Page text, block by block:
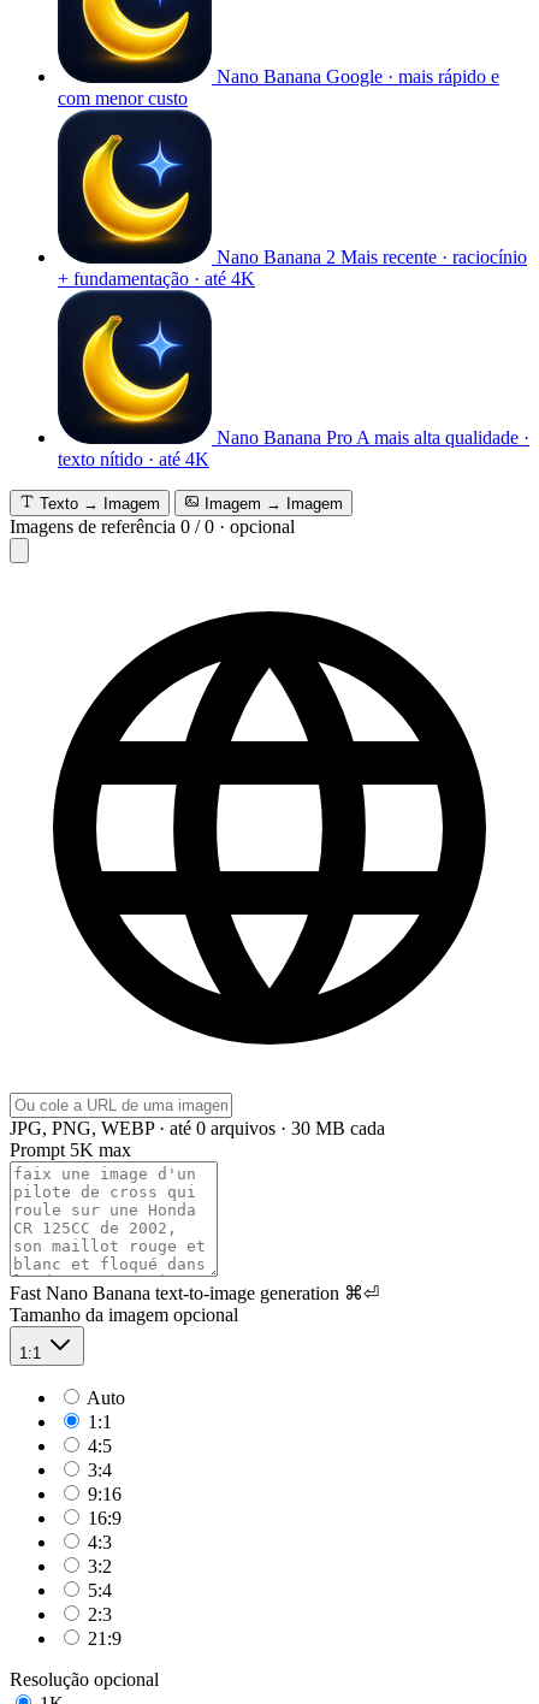
Nano Banana Google · mais rápido e
com menor custo
Nano Banana 2 Mais recente · raciocínio
+ fundamentação · até 4K
Nano Banana Pro A mais alta qualidade ·
texto nítido · até 4K
Texto → Imagem Imagem → Imagem
Imagens de referência 0 /0 · opcional
JPG, PNG, WEBP · até 0 arquivos · 30 MB cada
Prompt 5K max
Fast Nano Banana text-to-image generation ⌘⏎
Tamanho da imagem opcional
1:1
Auto
1:1
4:5
3:4
9:16
16:9
4:3
3:2
5:4
2:3
21:9
Resolução opcional